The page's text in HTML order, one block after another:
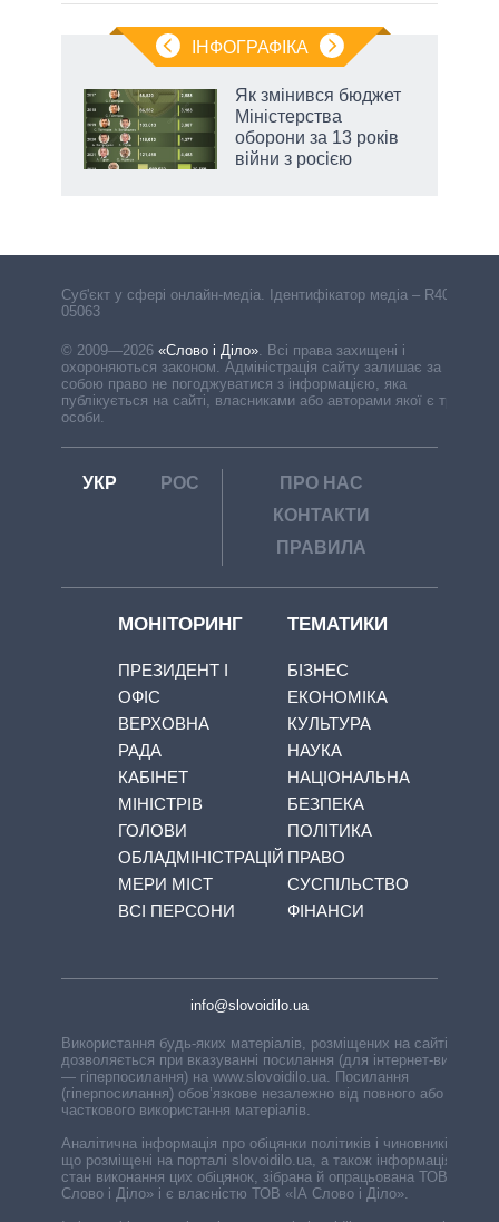
ІНФОГРАФІКА
Як змінився бюджет
Міністерства
оборони за 13 років
війни з росією
Cуб'єкт у сфері онлайн-медіа. Ідентифікатор медіа – R40-
05063
© 2009—2026 «Слово і Діло» Всі права захищені і
охороняються законом. Адміністрація сайту залишає за
собою право не погоджуватися з інформацією, яка
публікується на сайті, власниками або авторами якої є треті
особи.
УКР РОС
ПРО НАС
КОНТАКТИ
ПРАВИЛА
МОНІТОРИНГ
ПРЕЗИДЕНТ І
ОФІС
ВЕРХОВНА
РАДА
КАБІНЕТ
МІНІСТРІВ
ГОЛОВИ
ОБЛАДМІНІСТРАЦІЙ
МЕРИ МІСТ
ВСІ ПЕРСОНИ
ТЕМАТИКИ
БІЗНЕС
ЕКОНОМІКА
КУЛЬТУРА
НАУКА
НАЦІОНАЛЬНА
БЕЗПЕКА
ПОЛІТИКА
ПРАВО
СУСПІЛЬСТВО
ФІНАНСИ
info@slovoidilo.ua
Використання будь-яких матеріалів, розміщених на сайті,
дозволяється при вказуванні посилання (для інтернет-видань
— гіперпосилання) на www.slovoidilo.ua. Посилання
(гіперпосилання) обов’язкове незалежно від повного або
часткового використання матеріалів.
Аналітична інформація про обіцянки політиків і чиновників,
що розміщені на порталі slovoidilo.ua, а також інформація про
стан виконання цих обіцянок, зібрана й опрацьована ТОВ «ІА
Слово і Діло» і є власністю ТОВ «ІА Слово і Діло».